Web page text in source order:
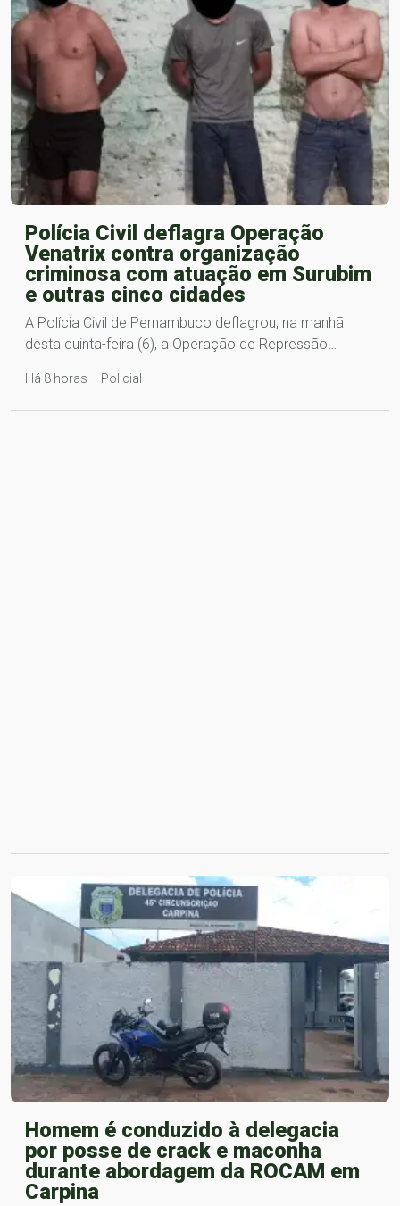
Polícia Civil deflagra Operação
Venatrix contra organização
criminosa com atuação em Surubim
e outras cinco cidades
A Polícia Civil de Pernambuco deflagrou, na manhã
desta quinta-feira (6), a Operação de Repressão…
Há 8 horas – Policial
Homem é conduzido à delegacia
por posse de crack e maconha
durante abordagem da ROCAM em
Carpina